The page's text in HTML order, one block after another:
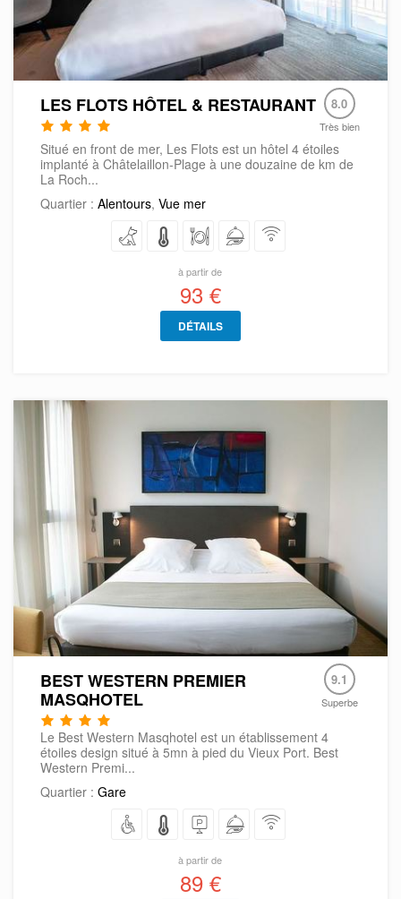
LES FLOTS HÔTEL & RESTAURANT 8.0
Très bien
Situé en front de mer, Les Flots est un hôtel 4 étoiles
implanté à Châtelaillon-Plage à une douzaine de km de
La Roch...
Quartier : Alentours, Vue mer
à partir de
93 €
DÉTAILS
BEST WESTERN PREMIER
MASQHOTEL
9.1
Superbe
Le Best Western Masqhotel est un établissement 4
étoiles design situé à 5mn à pied du Vieux Port. Best
Western Premi...
Quartier : Gare
à partir de
89 €